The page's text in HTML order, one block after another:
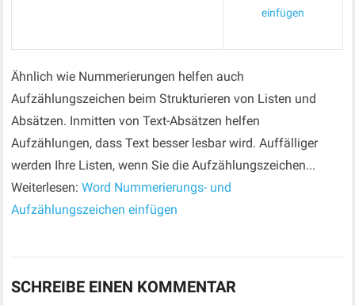
einfügen
Ähnlich wie Nummerierungen helfen auch
Aufzählungszeichen beim Strukturieren von Listen und
Absätzen. Inmitten von Text-Absätzen helfen
Aufzählungen, dass Text besser lesbar wird. Auffälliger
werden Ihre Listen, wenn Sie die Aufzählungszeichen...
Weiterlesen:Word Nummerierungs- und
Aufzählungszeichen einfügen
SCHREIBE EINEN KOMMENTAR